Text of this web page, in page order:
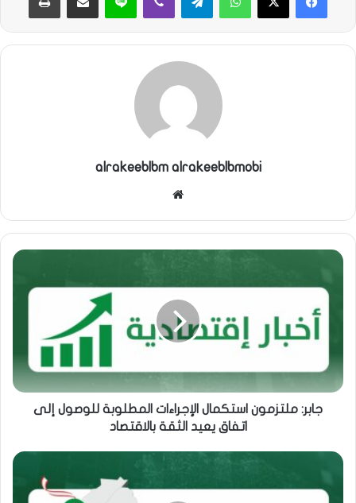
alrakeeblbm alrakeeblbmobi
جابر: ملتزمون استكمال الإجراءات المطلوبة للوصول إلى
اتفاق يعيد الثقة بالاقتصاد